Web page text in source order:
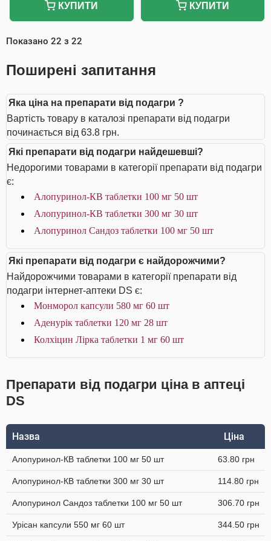
КУПИТИ КУПИТИ
Показано 22 з 22
Поширені запитання
Яка ціна на препарати від подагри ?
Вартість товару в каталозі препарати від подагри
починається від 63.8 грн.
Які препарати від подагри найдешевші?
Недорогими товарами в категорії препарати від подагри
є:
Алопуринол-КВ таблетки 100 мг 50 шт
Алопуринол-КВ таблетки 300 мг 30 шт
Алопуринол Сандоз таблетки 100 мг 50 шт
Які препарати від подагри є найдорожчими?
Найдорожчими товарами в категорії препарати від
подагри інтернет-аптеки DS є:
Монморол капсули 580 мг 60 шт
Аденурік таблетки 120 мг 28 шт
Колхіцин Лірка таблетки 1 мг 60 шт
Препарати від подагри ціна в аптеці
DS
Назва Ціна
Алопуринол-КВ таблетки 100 мг 50 шт 63.80 грн
Алопуринол-КВ таблетки 300 мг 30 шт 114.80 грн
Алопуринол Сандоз таблетки 100 мг 50 шт 306.70 грн
Урісан капсули 550 мг 60 шт 344.50 грн